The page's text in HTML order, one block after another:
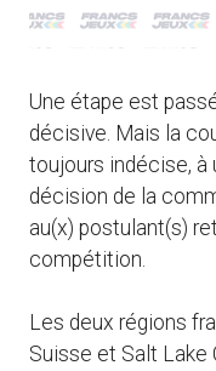
Une étape est
décisive. Mais la
toujours indécise, à
décision de la
au(x) postulant(s)
compétition.
Les deux régions
Suisse et Salt Lake